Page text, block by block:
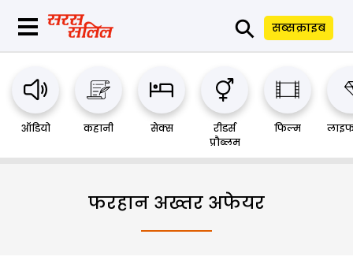
⚲ सब्सक्राइब
ऑडियो कहानी सेक्स
रीडर्स
प्रौब्लम
फिल्म
फरहान अख्तर अफेयर